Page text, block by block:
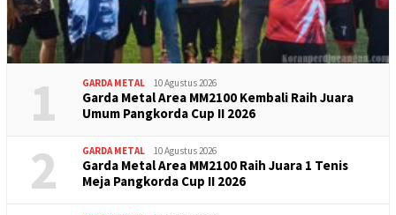
1 GARDA METAL 10 Agustus 2026
Garda Metal Area MM2100 Kembali Raih Juara
Umum Pangkorda Cup II 2026
2 GARDA METAL 10 Agustus 2026
Garda Metal Area MM2100 Raih Juara 1 Tenis
Meja Pangkorda Cup II 2026